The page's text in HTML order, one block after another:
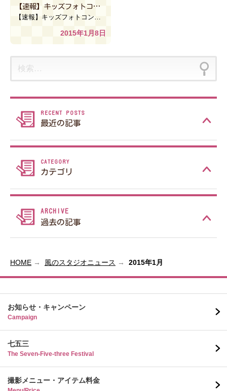
【速報】キッズフォトコンテスト開催決定！【風のスタジオ】
2015年1月8日
最近の記事
カテゴリ
過去の記事
HOME 風のスタジオニュース 2015年1月
お知らせ・キャンペーン
Campaign
七五三
The Seven-Five-three Festival
撮影メニュー・アイテム料金